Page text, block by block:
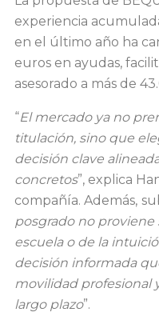
experiencia
en el último año ha
euros en ayudas,
asesorado a más de
“El mercado ya no
titulación, sino que
decisión clave
concretos”, explica
compañía. Además,
posgrado no proviene
escuela o de la
decisión informada
movilidad profesional
largo plazo”.